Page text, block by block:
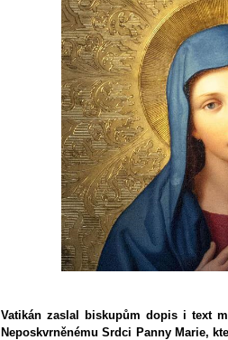
Vatikán zaslal biskupům dopis i text
Neposkvrněnému Srdci Panny Marie,